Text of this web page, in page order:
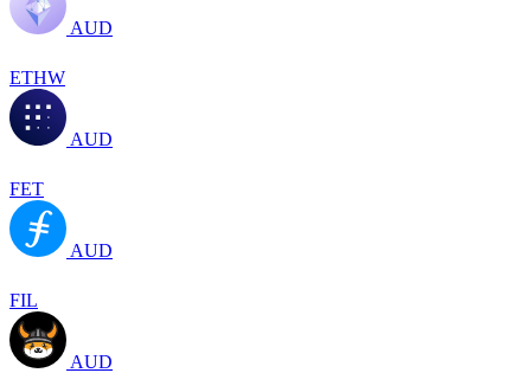
AUD
ETHW
AUD
FET
AUD
FIL
AUD